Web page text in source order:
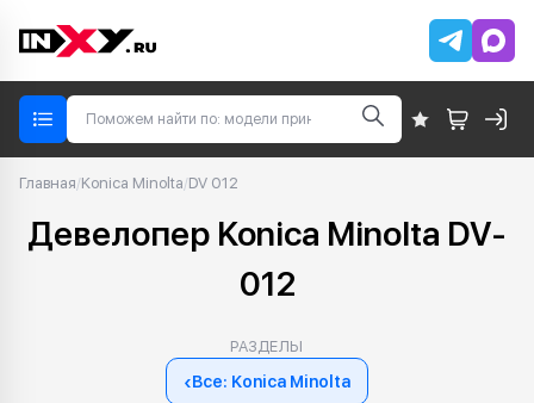
Главная/Konica Minolta/DV 012
Девелопер Konica Minolta DV-
012
РАЗДЕЛЫ
‹Все: Konica Minolta